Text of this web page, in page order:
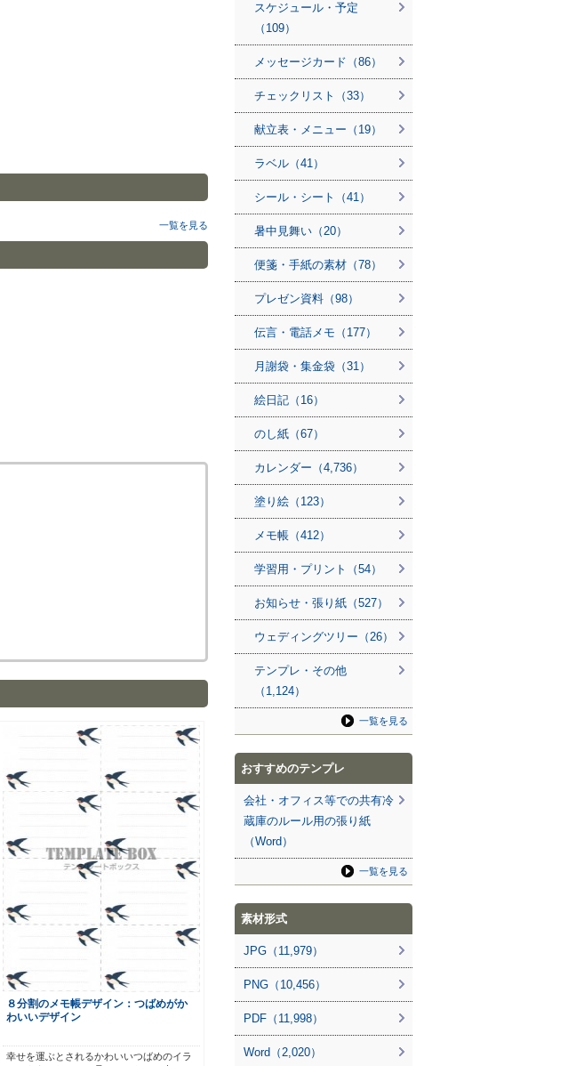
一覧を見る
８分割のメモ帳デザイン：つばめがか
わいいデザイン
幸せを運ぶとされるかわいいつばめのイラ
スケジュール・予定
（109）
メッセージカード（86）
チェックリスト（33）
献立表・メニュー（19）
ラベル（41）
シール・シート（41）
暑中見舞い（20）
便箋・手紙の素材（78）
プレゼン資料（98）
伝言・電話メモ（177）
月謝袋・集金袋（31）
絵日記（16）
のし紙（67）
カレンダー（4,736）
塗り絵（123）
メモ帳（412）
学習用・プリント（54）
お知らせ・張り紙（527）
ウェディングツリー（26）
テンプレ・その他
（1,124）
一覧を見る
おすすめのテンプレ
会社・オフィス等での共有冷
蔵庫のルール用の張り紙
（Word）
一覧を見る
素材形式
JPG（11,979）
PNG（10,456）
PDF（11,998）
Word（2,020）